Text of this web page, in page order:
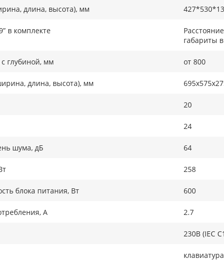
длина, высота), мм
в комплекте
габариты
глубиной, мм от 800
длина, высота), мм
20
24
шума, дБ 64
258
блока питания, Вт 600
А 2.7
230В (IEC